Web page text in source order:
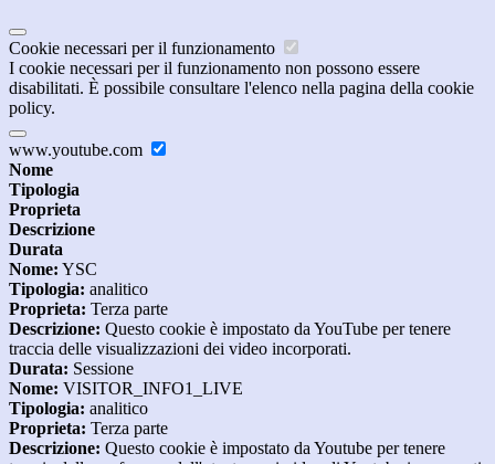
Cookie necessari per il funzionamento
I cookie necessari per il funzionamento non possono essere
disabilitati. È possibile consultare l'elenco nella pagina della cookie
policy.
www.youtube.com
Nome
Tipologia
Proprieta
Descrizione
Durata
Nome: YSC
Tipologia: analitico
Proprieta: Terza parte
Descrizione: Questo cookie è impostato da YouTube per tenere
traccia delle visualizzazioni dei video incorporati.
Durata: Sessione
Nome: VISITOR_INFO1_LIVE
Tipologia: analitico
Proprieta: Terza parte
Descrizione: Questo cookie è impostato da Youtube per tenere